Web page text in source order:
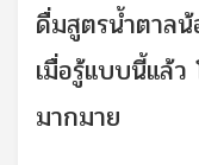
ดื่มสูตรน้ำตาล
เมื่อรู้แบบนี้แล้
มากมาย